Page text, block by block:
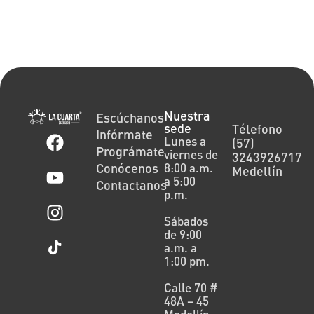
Escúchanos
Infórmate
Prográmate
Conócenos
Contactanos
Nuestra
sede
Lunes a
viernes de
8:00 a.m.
a 5:00
p.m.
Sábados
de 9:00
a.m. a
1:00 pm.
Calle 70 #
48A – 45
Télefono
(57)
3243926717
Medellín